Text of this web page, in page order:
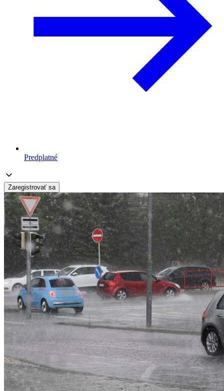
Predplatné
Zaregistrovať sa